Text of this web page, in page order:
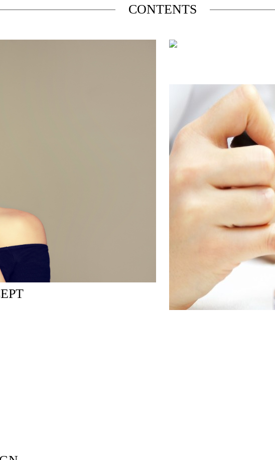
CONTENTS